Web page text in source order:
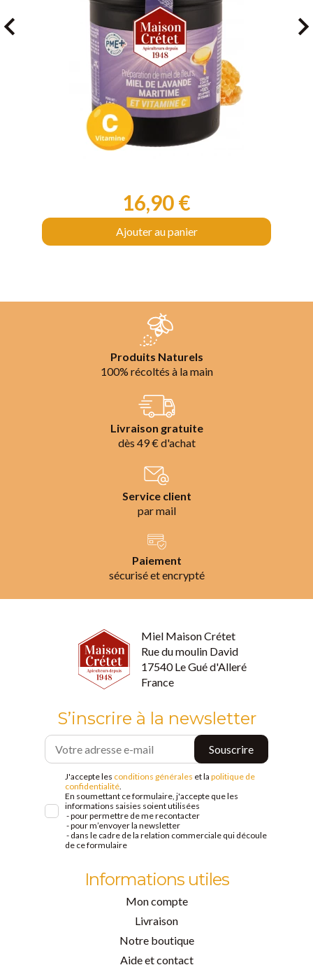
Prix
16,90 €
Ajouter au panier
Produits Naturels
100% récoltés à la main
Livraison gratuite
dès 49 € d'achat
Service client
par mail
Paiement
sécurisé et encrypté
Miel Maison Crétet
Rue du moulin David
17540 Le Gué d'Alleré
France
Informations utiles
Mon compte
Livraison
Notre boutique
Aide et contact
S’inscrire à la newsletter
J'accepte les conditions générales et la politique de
confidentialité
En soumettant ce formulaire, j'accepte que les
informations saisies soient utilisées
- pour permettre de me recontacter
- pour m’envoyer la newsletter
- dans le cadre de la relation commerciale qui découle
de ce formulaire